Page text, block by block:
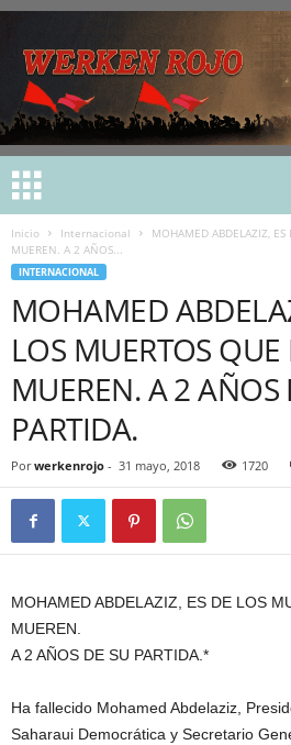
Inicio Internacional
MOHAMED ABDELAZIZ,
MUEREN. A 2 AÑOS...
INTERNACIONAL
MOHAMED
LOS MUERTOS
MUEREN. A 2 AÑOS
PARTIDA.
Por werkenrojo - 31 mayo, 2018 1720
MOHAMED ABDELAZIZ, ES DE LOS
MUEREN.
A 2 AÑOS DE SU PARTIDA.*
Ha fallecido Mohamed Abdelaziz,
Saharaui Democrática y Secretario